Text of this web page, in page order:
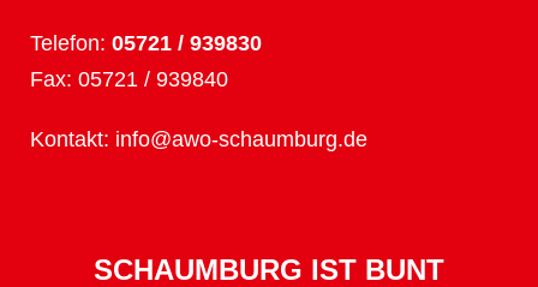
Telefon: 05721 / 939830
Fax: 05721 / 939840
Kontakt: info@awo-schaumburg.de
SCHAUMBURG IST BUNT